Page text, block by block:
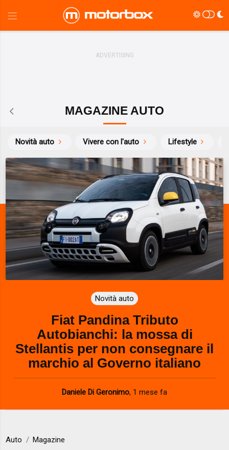
MAGAZINE AUTO
Novità auto Vivere con l'auto Lifestyle
Novità auto
Fiat Pandina Tributo
Autobianchi: la mossa di
Stellantis per non consegnare il
marchio al Governo italiano
Daniele Di Geronimo, 1 mese fa
Auto Magazine